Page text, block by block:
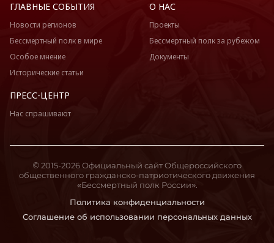
ГЛАВНЫЕ СОБЫТИЯ
Новости регионов
Бессмертный полк в мире
Особое мнение
Исторические статьи
О НАС
Проекты
Бессмертный полк за рубежом
Документы
ПРЕСС-ЦЕНТР
Нас спрашивают
Политика конфиденциальности
Соглашение об использовании персональных данных
© 2015-2026 Официальный сайт Общероссийского
общественного гражданско-патриотического движения
«Бессмертный полк России».